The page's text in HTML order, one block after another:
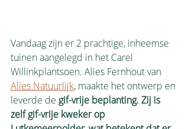
Vandaag zijn er 2 prachtige, inheemse
tuinen aangelegd in het Carel
Willinkplantsoen. Alies Fernhout van
Alies Natuurlijk, maakte het ontwerp en
leverde de gif-vrije beplanting. Zij is
zelf gif-vrije kweker op